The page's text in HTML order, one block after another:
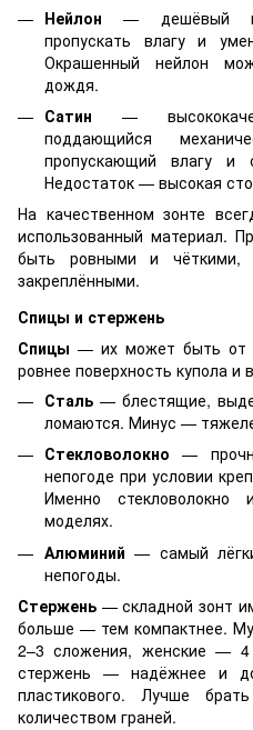
Нейлон — дешёвый
пропускать влагу и
Окрашенный нейлон
дождя.
Сатин —
поддающийся
пропускающий влагу и
Недостаток — высокая
На качественном зонте
использованный материал.
быть ровными и чёткими,
закреплёнными.
Спицы и стержень
Спицы — их может быть
ровнее поверхность купола и
Сталь — блестящие,
ломаются. Минус —
Стекловолокно —
непогоде при условии
Именно стекловолокно
моделях.
Алюминий — самый
непогоды.
Стержень — складной зонт
больше — тем компактнее.
2–3 сложения, женские — 4
стержень — надёжнее и
пластикового. Лучше
количеством граней.